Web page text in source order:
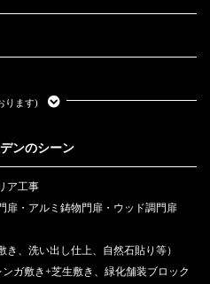
ります)
ンのシーン
ア工事
扉・アルミ鋳物門扉・ウッド調門扉
、洗い出し仕上、自然石貼り等）
ガ敷き+芝生敷き、緑化舗装ブロック